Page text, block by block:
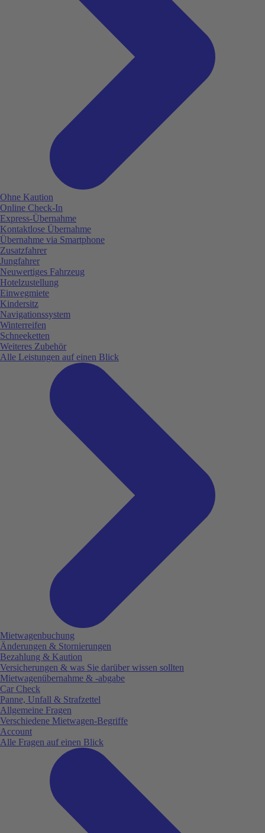
Ohne Kaution
Online Check-In
Express-Übernahme
Kontaktlose Übernahme
Übernahme via Smartphone
Zusatzfahrer
Jungfahrer
Neuwertiges Fahrzeug
Hotelzustellung
Einwegmiete
Kindersitz
Navigationssystem
Winterreifen
Schneeketten
Weiteres Zubehör
Alle Leistungen auf einen Blick
Mietwagenbuchung
Änderungen & Stornierungen
Bezahlung & Kaution
Versicherungen & was Sie darüber wissen sollten
Mietwagenübernahme & -abgabe
Car Check
Panne, Unfall & Strafzettel
Allgemeine Fragen
Verschiedene Mietwagen-Begriffe
Account
Alle Fragen auf einen Blick